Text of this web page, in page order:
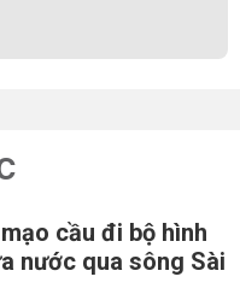
cầu đi bộ hình
nước qua sông Sài